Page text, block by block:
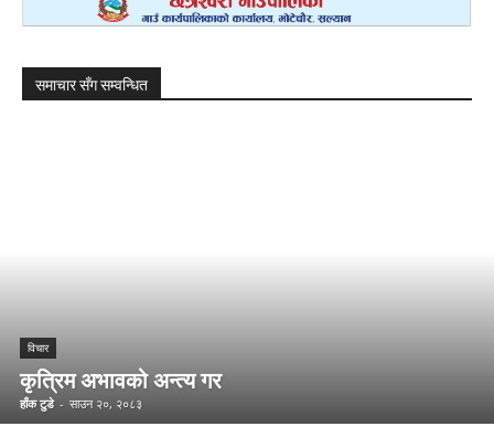
समाचार सँग सम्वन्धित
विचार
कृत्रिम अभावको अन्त्य गर
हाँक टुडे - साउन २०, २०८३